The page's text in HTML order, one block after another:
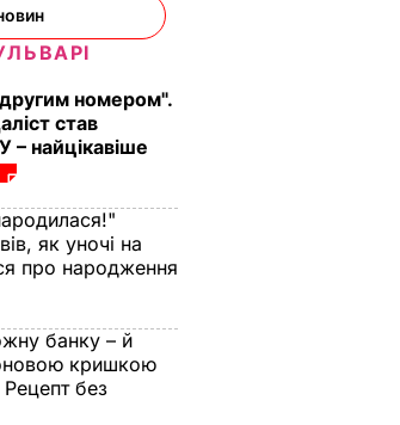
номером".
став
найцікавіше
як уночі на
про народження
банку – й
кришкою
без